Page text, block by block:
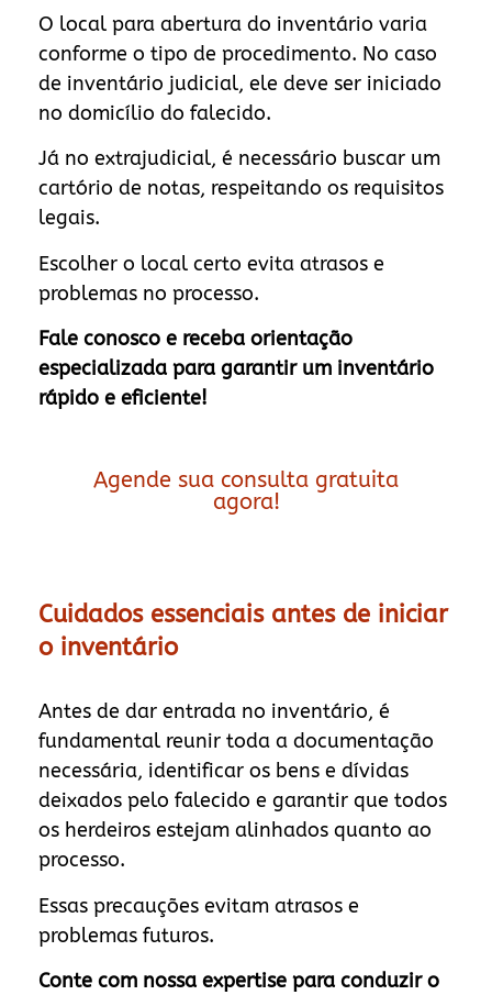
O local para abertura do inventário varia
conforme o tipo de procedimento. No caso
de inventário judicial, ele deve ser iniciado
no domicílio do falecido.
Já no extrajudicial, é necessário buscar um
cartório de notas, respeitando os requisitos
legais.
Escolher o local certo evita atrasos e
problemas no processo.
Fale conosco e receba orientação
especializada para garantir um inventário
rápido e eficiente!
Agende sua consulta gratuita
agora!
Cuidados essenciais antes de iniciar
o inventário
Antes de dar entrada no inventário, é
fundamental reunir toda a documentação
necessária, identificar os bens e dívidas
deixados pelo falecido e garantir que todos
os herdeiros estejam alinhados quanto ao
processo.
Essas precauções evitam atrasos e
problemas futuros.
Conte com nossa expertise para conduzir o